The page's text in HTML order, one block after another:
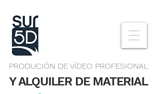
PRODUCIÓN DE VÍDEO PROFESIONAL
Y ALQUILER DE MATERIAL